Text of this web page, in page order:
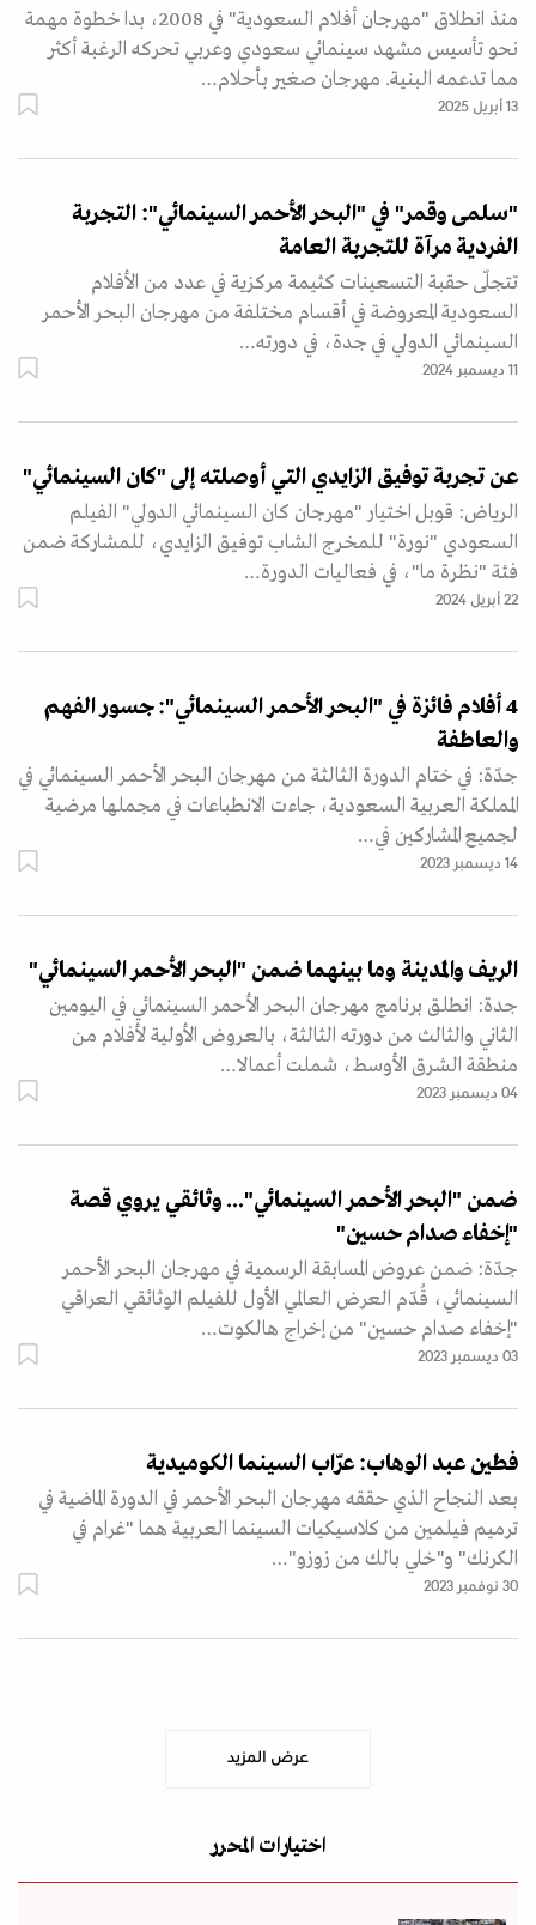
منذ انطلاق "مهرجان أفلام السعودية" في 2008، بدا خطوة مهمة
نحو تأسيس مشهد سينمائي سعودي وعربي تحركه الرغبة أكثر
مما تدعمه البنية. مهرجان صغير بأحلام…
13 أبريل 2025
"سلمى وقمر" في "البحر الأحمر السينمائي": التجربة
الفردية مرآة للتجربة العامة
تتجلّى حقبة التسعينات كثيمة مركزية في عدد من الأفلام
السعودية المعروضة في أقسام مختلفة من مهرجان البحر الأحمر
السينمائي الدولي في جدة، في دورته…
11 ديسمبر 2024
عن تجربة توفيق الزايدي التي أوصلته إلى "كان السينمائي"
الرياض: قوبل اختيار "مهرجان كان السينمائي الدولي" الفيلم
السعودي "نورة" للمخرج الشاب توفيق الزايدي، للمشاركة ضمن
فئة "نظرة ما"، في فعاليات الدورة…
22 أبريل 2024
4 أفلام فائزة في "البحر الأحمر السينمائي": جسور الفهم
والعاطفة
جدّة: في ختام الدورة الثالثة من مهرجان البحر الأحمر السينمائي في
المملكة العربية السعودية، جاءت الانطباعات في مجملها مرضية
لجميع المشاركين في…
14 ديسمبر 2023
الريف والمدينة وما بينهما ضمن "البحر الأحمر السينمائي"
جدة: انطلق برنامج مهرجان البحر الأحمر السينمائي في اليومين
الثاني والثالث من دورته الثالثة، بالعروض الأولية لأفلام من
منطقة الشرق الأوسط، شملت أعمالا…
04 ديسمبر 2023
ضمن "البحر الأحمر السينمائي"... وثائقي يروي قصة
"إخفاء صدام حسين"
جدّة: ضمن عروض المسابقة الرسمية في مهرجان البحر الأحمر
السينمائي، قُدّم العرض العالمي الأول للفيلم الوثائقي العراقي
"إخفاء صدام حسين" من إخراج هالكوت…
03 ديسمبر 2023
فطين عبد الوهاب: عرّاب السينما الكوميدية
بعد النجاح الذي حققه مهرجان البحر الأحمر في الدورة الماضية في
ترميم فيلمين من كلاسيكيات السينما العربية هما "غرام في
الكرنك" و"خلي بالك من زوزو"…
30 نوفمبر 2023
عرض المزيد
اختيارات المحرر